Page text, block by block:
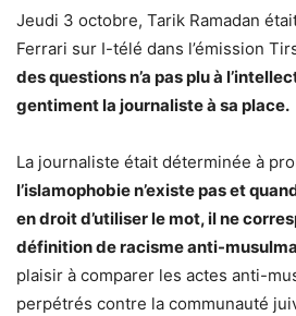
Jeudi 3 octobre, Tarik Ramadan
Ferrari sur I-télé dans l’émission
des questions n’a pas plu à
gentiment la journaliste à sa place.
La journaliste était déterminée à
l’islamophobie n’existe pas et
en droit d’utiliser le mot, il ne
définition de racisme anti-
plaisir à comparer les actes anti-
perpétrés contre la communauté